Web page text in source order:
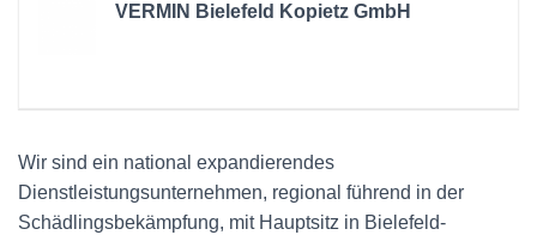
VERMIN Bielefeld Kopietz GmbH
Wir sind ein national expandierendes
Dienstleistungsunternehmen, regional führend in der
Schädlingsbekämpfung, mit Hauptsitz in Bielefeld-